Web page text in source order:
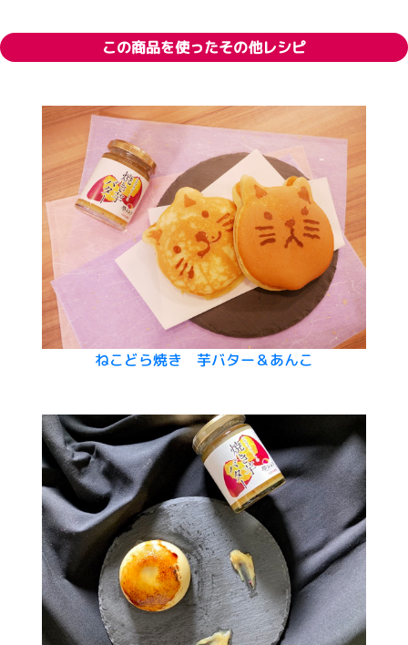
この商品を使ったその他レシピ
ねこどら焼き 芋バター＆あんこ